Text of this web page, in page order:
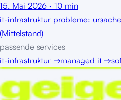
15. Mai 2026 · 10 min
it-infrastruktur probleme:
(Mittelstand)
passende services
it-infrastruktur →managed it →